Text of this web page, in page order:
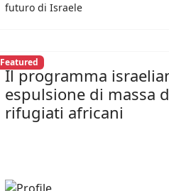
futuro di Israele
Featured
Il programma
espulsione di massa
rifugiati africani